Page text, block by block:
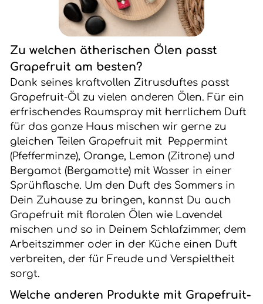
Zu welchen ätherischen Ölen passt
Grapefruit am besten?
Dank seines kraftvollen Zitrusduftes passt
Grapefruit-Öl zu vielen anderen Ölen. Für ein
erfrischendes Raumspray mit herrlichem Duft
für das ganze Haus mischen wir gerne zu
gleichen Teilen Grapefruit mit Peppermint
(Pfefferminze), Orange, Lemon (Zitrone) und
Bergamot (Bergamotte) mit Wasser in einer
Sprühflasche. Um den Duft des Sommers in
Dein Zuhause zu bringen, kannst Du auch
Grapefruit mit floralen Ölen wie Lavendel
mischen und so in Deinem Schlafzimmer, dem
Arbeitszimmer oder in der Küche einen Duft
verbreiten, der für Freude und Verspieltheit
sorgt.
Welche anderen Produkte mit Grapefruit-